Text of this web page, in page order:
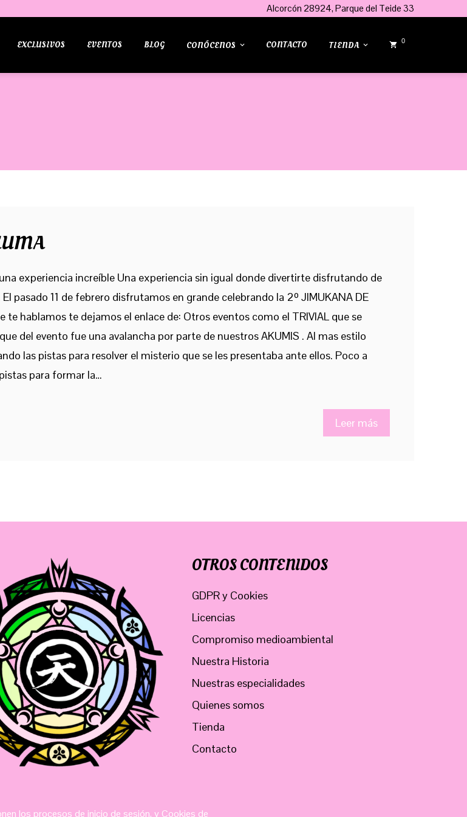
los procesos de inicio de sesión, y Cookies de
Alcorcón 28924, Parque del Teide 33
EXCLUSIVOS EVENTOS BLOG CONÓCENOS CONTACTO TIENDA 0
experiencia increíble Una experiencia sin igual donde divertirte disfrutando de
pasado 11 de febrero disfrutamos en grande celebrando la 2º JIMUKANA DE
te hablamos te dejamos el enlace de: Otros eventos como el TRIVIAL que se
del evento fue una avalancha por parte de nuestros AKUMIS . Al mas estilo
las pistas para resolver el misterio que se les presentaba ante ellos. Poco a
para formar la…
Leer más
OTROS CONTENIDOS
GDPR y Cookies
Licencias
Compromiso medioambiental
Nuestra Historia
Nuestras especialidades
Quienes somos
Tienda
Contacto